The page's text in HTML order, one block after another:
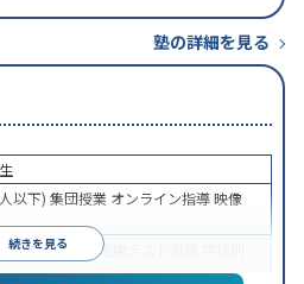
塾の詳細を見る
続きを見る
以下) 集団授業 オンライン指導映像
学部受験 授業・定期テスト対策